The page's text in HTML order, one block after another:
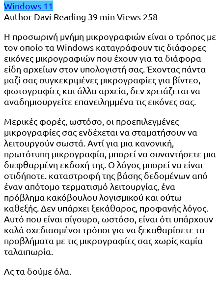
Windows 11
Author Davi Reading 39 min Views 258
Η προσωρινή μνήμη μικρογραφιών είναι ο τρόπος με
τον οποίο τα Windows καταγράφουν τις διάφορες
εικόνες μικρογραφιών που έχουν για τα διάφορα
είδη αρχείων στον υπολογιστή σας. Έχοντας πάντα
μαζί σας συγκεκριμένες μικρογραφίες για βίντεο,
φωτογραφίες και άλλα αρχεία, δεν χρειάζεται να
αναδημιουργείτε επανειλημμένα τις εικόνες σας.
Μερικές φορές, ωστόσο, οι προεπιλεγμένες
μικρογραφίες σας ενδέχεται να σταματήσουν να
λειτουργούν σωστά. Αντί για μια κανονική,
πρωτότυπη μικρογραφία, μπορεί να συναντήσετε μια
διεφθαρμένη εκδοχή της. Ο λόγος μπορεί να είναι
οτιδήποτε. καταστροφή της βάσης δεδομένων από
έναν απότομο τερματισμό λειτουργίας, ένα
πρόβλημα κακόβουλου λογισμικού και ούτω
καθεξής. Δεν υπάρχει ξεκάθαρος, προφανής λόγος.
Αυτό που είναι σίγουρο, ωστόσο, είναι ότι υπάρχουν
καλά σχεδιασμένοι τρόποι για να ξεκαθαρίσετε τα
προβλήματα με τις μικρογραφίες σας χωρίς καμία
ταλαιπωρία.
Ας τα δούμε όλα.